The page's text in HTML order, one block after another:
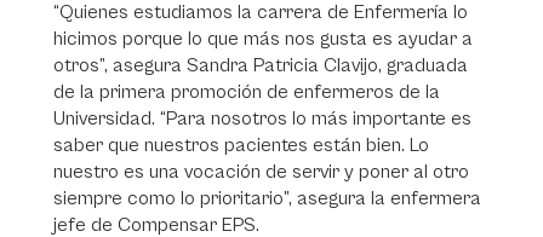
“Quienes estudiamos la carrera de Enfermería lo
hicimos porque lo que más nos gusta es ayudar a
otros”, asegura Sandra Patricia Clavijo, graduada
de la primera promoción de enfermeros de la
Universidad. “Para nosotros lo más importante es
saber que nuestros pacientes están bien. Lo
nuestro es una vocación de servir y poner al otro
siempre como lo prioritario”, asegura la enfermera
jefe de Compensar EPS.